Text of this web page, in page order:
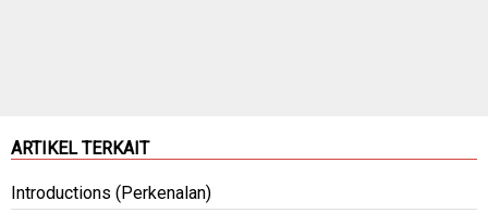
ARTIKEL TERKAIT
Introductions (Perkenalan)